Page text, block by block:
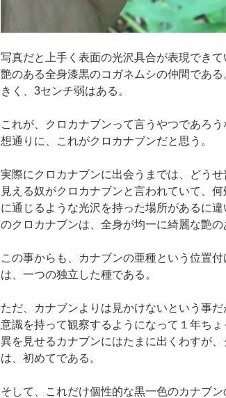
写真だと上手く表面の光沢具合が表現でき
艶のある全身漆黒のコガネムシの仲間であ
きく、3センチ弱はある。
これが、クロカナブンって言うやつであろ
想通りに、これがクロカナブンだと思う。
実際にクロカナブンに出会うまでは、どうせ
見える奴がクロカナブンと言われていて、
に通じるような光沢を持った場所があるに
のクロカナブンは、全身が均一に綺麗な艶の
この事からも、カナブンの亜種という位置
は、一つの独立した種である。
ただ、カナブンよりは見かけないという事
意識を持って観察するようになって１年ち
異を見せるカナブンにはたまに出くわすが
は、初めてである。
そして、これだけ個性的な黒一色のカナブ